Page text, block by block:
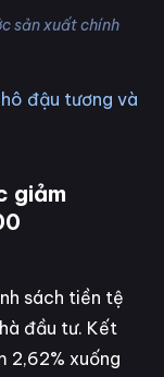
sản xuất chính
đậu tương và
giảm
sách tiền tệ
đầu tư. Kết
2,62% xuống